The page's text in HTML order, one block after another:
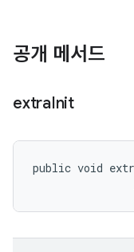
공개 메서드
extraInit
public void